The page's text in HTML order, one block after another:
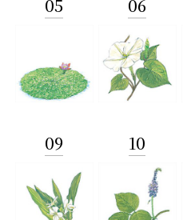
05 06
09 10